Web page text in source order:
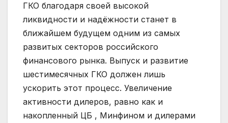
ГКО благодаря своей высокой
ликвидности и надёжности станет в
ближайшем будущем одним из самых
развитых секторов российского
финансового рынка. Выпуск и развитие
шестимесячных ГКО должен лишь
ускорить этот процесс. Увеличение
активности дилеров, равно как и
накопленный ЦБ , Минфином и дилерами